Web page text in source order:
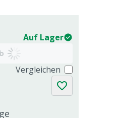
Auf Lager
Vergleichen